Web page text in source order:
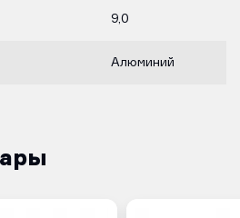
9,0
Алюминий